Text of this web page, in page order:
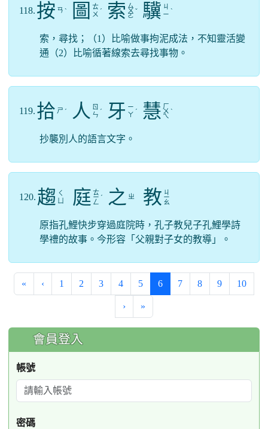
118. 按 ㄢ ˋ 圖
ㄊ
ㄨ ˊ 索 ㄙ
ㄨ
ㄛ
ˇ 驥 ㄐ
ㄧ ˋ
索，尋找；（1）比喻做事拘泥成法，不知靈活變
通（2）比喻循著線索去尋找事物。
119. 拾 ㄕ ˊ 人 ㄖ
ㄣ ˊ 牙 ㄧ
ㄚ ˊ 慧 ㄏ
ㄨ
ㄟ
ˋ
抄襲別人的語言文字。
120. 趨 ㄑ
庭 ㄊ
ㄧ
ㄥ
ˊ 之 ㄓ 教 ㄐ
ㄧ
ㄠ
原指孔鯉快步穿過庭院時，孔子教兒子孔鯉學詩
學禮的故事。今形容「父親對子女的教導」。
« ‹ 1 2 3 4 5 6(current)
7 8 9 10
› »
:::
會員登入
帳號
密碼